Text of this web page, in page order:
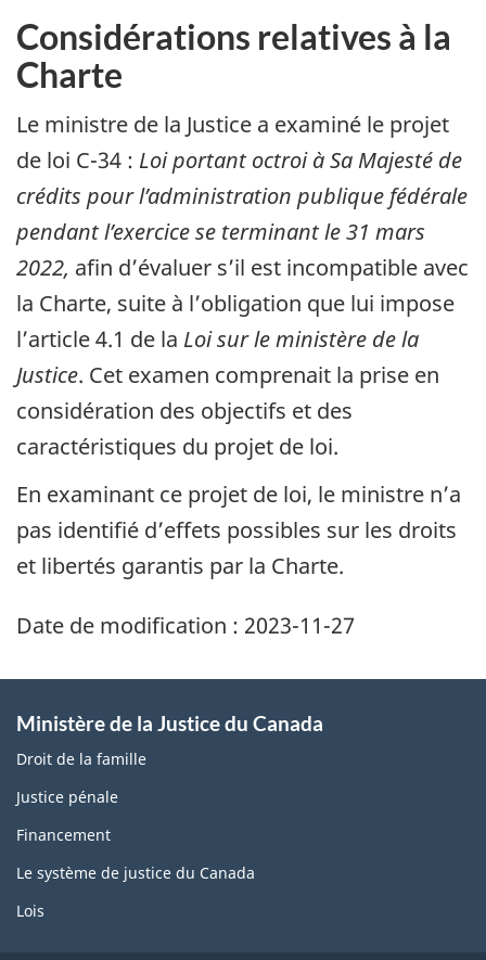
Considérations relatives à la
Charte
Le ministre de la Justice a examiné le projet
de loi C-34 : Loi portant octroi à Sa Majesté de
crédits pour l’administration publique fédérale
pendant l’exercice se terminant le 31 mars
2022, afin d’évaluer s’il est incompatible avec
la Charte, suite à l’obligation que lui impose
l’article 4.1 de la Loi sur le ministère de la
Justice. Cet examen comprenait la prise en
considération des objectifs et des
caractéristiques du projet de loi.
En examinant ce projet de loi, le ministre n’a
pas identifié d’effets possibles sur les droits
et libertés garantis par la Charte.
Date de modification : 2023-11-27
Ministère de la Justice du Canada
Droit de la famille
Justice pénale
Financement
Le système de justice du Canada
Lois